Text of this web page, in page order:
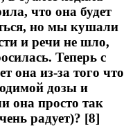
что она будет
но мы кушали
и речи не шло,
Теперь с
она из-за того что
дозы и
она просто так
радует)? [8]